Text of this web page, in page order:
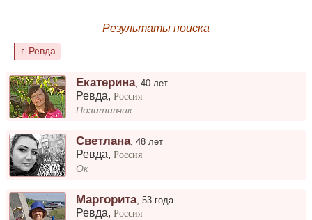
Результаты поиска
г. Ревда
Екатерина,40 лет
Ревда,Россия
Позитивчик
Светлана,48 лет
Ревда,Россия
Ок
Маргорита,53 года
Ревда,Россия